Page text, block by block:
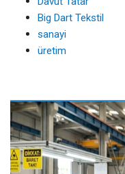
Big Dart Tekstil
sanayi
üretim